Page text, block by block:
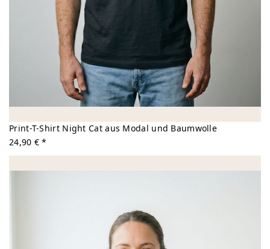
Print-T-Shirt Night Cat aus Modal und Baumwolle
24,90 € *